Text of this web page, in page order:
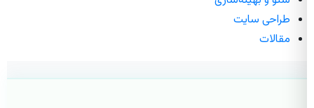
طراحی سایت
مقالات